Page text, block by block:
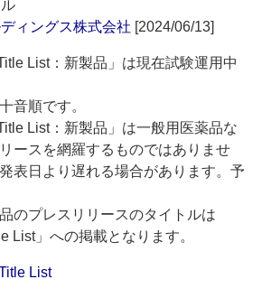
ィングス株式会社 [2024/06/13]
List：新製品」は現在試験運用中
音順です。
List：新製品」は一般用医薬品な
ースを網羅するものではありませ
表日より遅れる場合があります。予
のプレスリリースのタイトルは
List」への掲載となります。
List